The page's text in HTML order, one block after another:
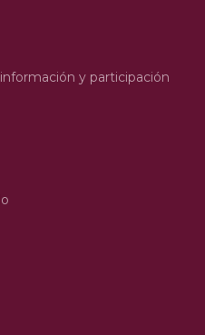
y participación